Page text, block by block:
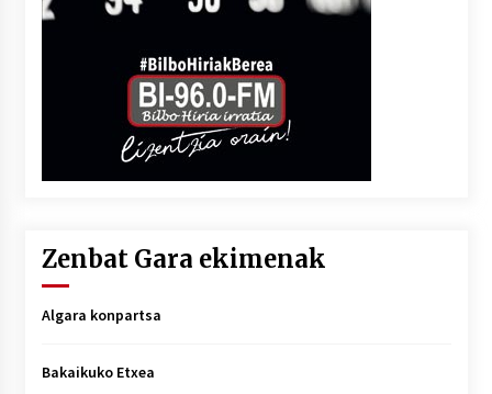
Zenbat Gara ekimenak
Algara konpartsa
Bakaikuko Etxea